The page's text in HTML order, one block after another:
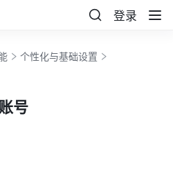
登录
个性化与基础设置
号